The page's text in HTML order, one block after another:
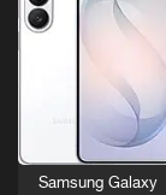
Samsung Galaxy